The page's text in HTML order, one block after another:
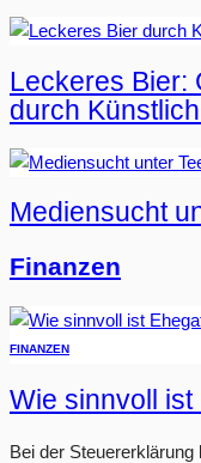
Leckeres Bier:
durch
Mediensucht
Finanzen
FINANZEN
Wie sinnvoll ist
Bei der